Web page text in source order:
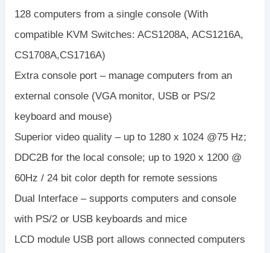
128 computers from a single console (With
compatible KVM Switches: ACS1208A, ACS1216A,
CS1708A,CS1716A)
Extra console port – manage computers from an
external console (VGA monitor, USB or PS/2
keyboard and mouse)
Superior video quality – up to 1280 x 1024 @75 Hz;
DDC2B for the local console; up to 1920 x 1200 @
60Hz / 24 bit color depth for remote sessions
Dual Interface – supports computers and console
with PS/2 or USB keyboards and mice
LCD module USB port allows connected computers